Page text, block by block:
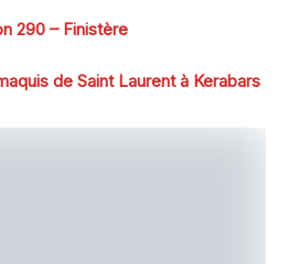
290 – Finistère
de Saint Laurent à Kerabars